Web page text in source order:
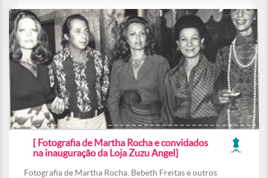
[ Fotografia de Martha Rocha e convidados
na inauguração da Loja Zuzu Angel]
Fotografia de Martha Rocha, Bebeth Freitas e outros